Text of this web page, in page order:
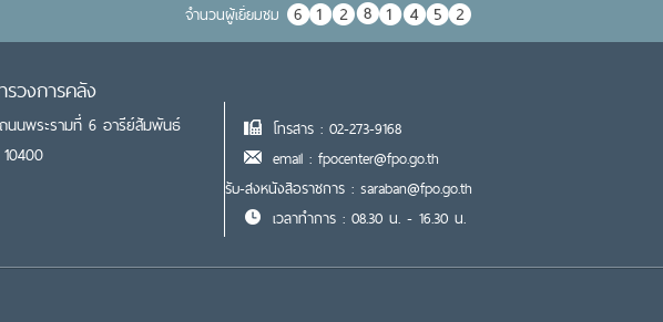
จำนวนผู้เยื่ยมชม
วงการคลัง
นนพระรามที่ 6 อารีย์สัมพันธ์
โทรสาร : 02-273-9168
email : fpocenter@fpo.go.th
รับ-ส่งหนังสือราชการ : saraban@fpo.go.th
เวลาทำการ : 08.30 น. - 16.30 น.